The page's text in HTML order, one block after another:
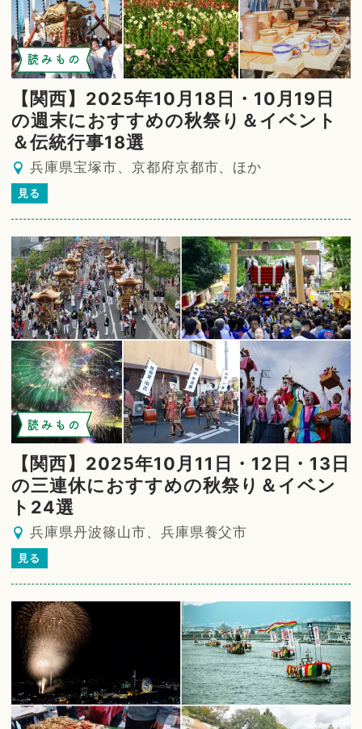
読みもの
【関西】2025年10月18日・10月19日
の週末におすすめの秋祭り＆イベント
＆伝統行事18選
兵庫県宝塚市、京都府京都市、ほか
見る
読みもの
【関西】2025年10月11日・12日・13日
の三連休におすすめの秋祭り＆イベン
ト24選
兵庫県丹波篠山市、兵庫県養父市
見る